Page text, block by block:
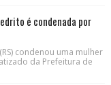
é condenada por
condenou uma mulher
da Prefeitura de